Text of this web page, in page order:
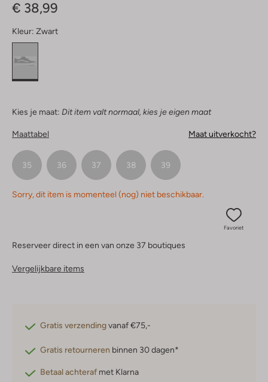
€ 38,99
Kleur: Zwart
Kies je maat: Dit item valt normaal, kies je eigen maat
Maattabel Maat uitverkocht?
35 36 37 38 39
Sorry, dit item is momenteel (nog) niet beschikbaar.
Favoriet
Reserveer direct in een van onze 37 boutiques
Vergelijkbare items
Gratis verzendingvanaf €75,-
Gratis retourneren binnen 30 dagen*
Betaal achteraf met Klarna